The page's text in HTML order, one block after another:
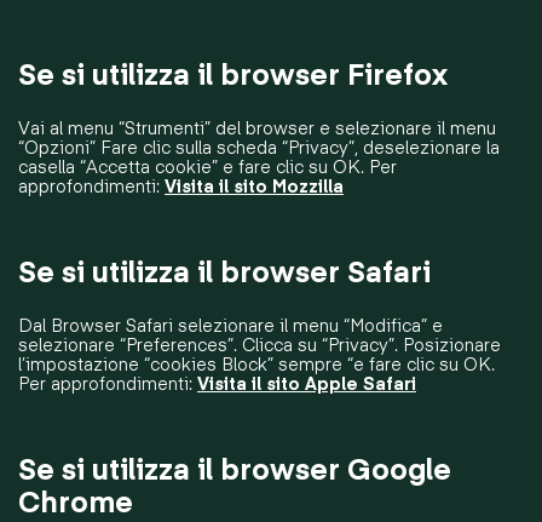
Se si utilizza il browser Firefox
Vai al menu “Strumenti” del browser e selezionare il menu
“Opzioni” Fare clic sulla scheda “Privacy”, deselezionare la
casella “Accetta cookie” e fare clic su OK. Per
approfondimenti: Visita il sito Mozzilla
Se si utilizza il browser Safari
Dal Browser Safari selezionare il menu “Modifica” e
selezionare “Preferences”. Clicca su “Privacy”. Posizionare
l’impostazione “cookies Block” sempre “e fare clic su OK.
Per approfondimenti: Visita il sito Apple Safari
Se si utilizza il browser Google
Chrome